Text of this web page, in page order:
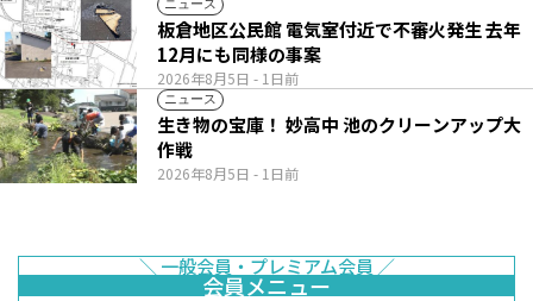
ニュース
2026年8月5日 - 1日前
板倉地区公民館 電気室付近で不審火発生 去年
12月にも同様の事案
ニュース
2026年8月5日 - 1日前
生き物の宝庫！ 妙高中 池のクリーンアップ大
作戦